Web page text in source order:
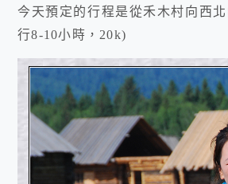
今天預定的行程是從禾木村向西
行8-10小時，20k)